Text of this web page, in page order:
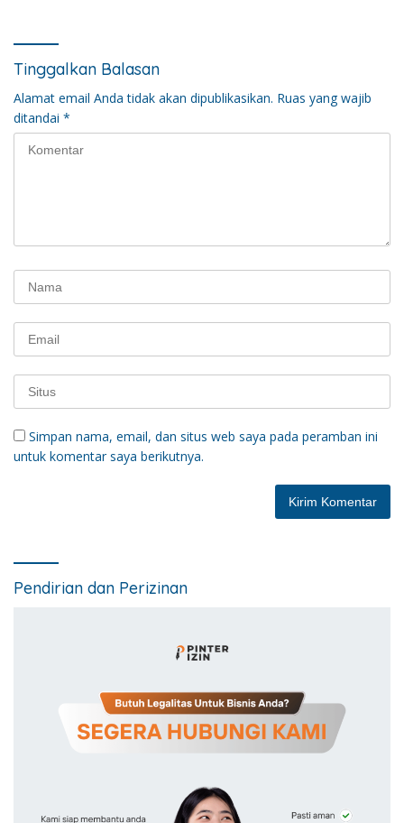
Tinggalkan Balasan
Alamat email Anda tidak akan dipublikasikan. Ruas yang wajib
ditandai *
Simpan nama, email, dan situs web saya pada peramban ini
untuk komentar saya berikutnya.
Pendirian dan Perizinan